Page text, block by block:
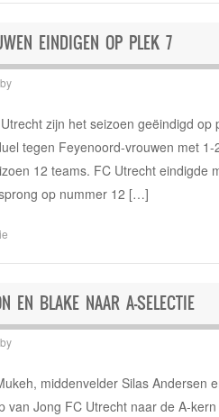
EINDIGEN OP PLEK 7
by
zijn het seizoen geëindigd
tegen Feyenoord-vrouwen met
12 teams. FC Utrecht eindigde
op nummer 12 […]
EN BLAKE NAAR A-SELECTIE
by
middenvelder Silas Andersen
van Jong FC Utrecht naar de A-